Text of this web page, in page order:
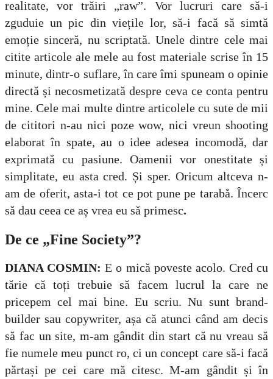
realitate, vor trăiri „raw”. Vor lucruri care să-i
zguduie un pic din viețile lor, să-i facă să simtă
emoție sinceră, nu scriptată. Unele dintre cele mai
citite articole ale mele au fost materiale scrise în 15
minute, dintr-o suflare, în care îmi spuneam o opinie
directă și necosmetizată despre ceva ce conta pentru
mine. Cele mai multe dintre articolele cu sute de mii
de cititori n-au nici poze wow, nici vreun shooting
elaborat în spate, au o idee adesea incomodă, dar
exprimată cu pasiune. Oamenii vor onestitate și
simplitate, eu asta cred. Și sper. Oricum altceva n-
am de oferit, asta-i tot ce pot pune pe tarabă. Încerc
să dau ceea ce aș vrea eu să primesc.
De ce „Fine Society”?
DIANA COSMIN: E o mică poveste acolo. Cred cu
tărie că toți trebuie să facem lucrul la care ne
pricepem cel mai bine. Eu scriu. Nu sunt brand-
builder sau copywriter, așa că atunci când am decis
să fac un site, m-am gândit din start că nu vreau să
fie numele meu punct ro, ci un concept care să-i facă
părtași pe cei care mă citesc. M-am gândit și în